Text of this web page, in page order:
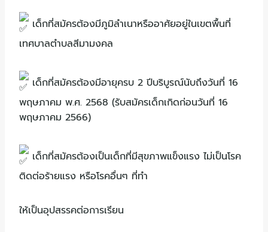
เด็กที่สมัครต้องมีภูมิลำเนาหรืออาศัยอยู่ในเขตพื้นที่
เทศบาลตำบลสีมามงคล
เด็กที่สมัครต้องมีอายุครบ 2 ปีบริบูรณ์นับถึงวันที่ 16
พฤษภาคม พ.ศ. 2568 (รับสมัครเด็กเกิดก่อนวันที่ 16
พฤษภาคม 2566)
เด็กที่สมัครต้องเป็นเด็กที่มีสุขภาพแข็งแรง ไม่เป็นโรค
ติดต่อร้ายแรง หรือโรคอื่นๆ ที่ทำ
ให้เป็นอุปสรรคต่อการเรียน